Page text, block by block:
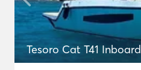
Tesoro Cat T41 Inboard